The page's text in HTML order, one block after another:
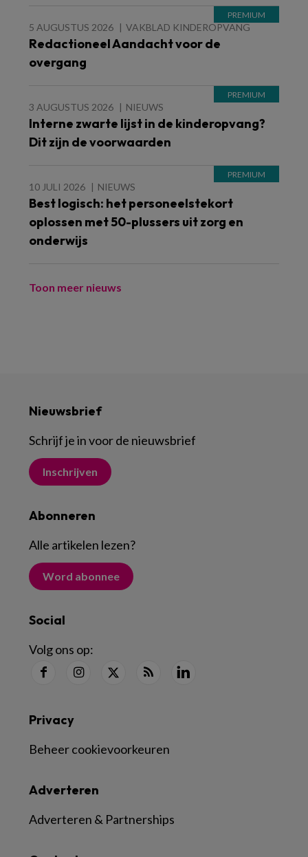
5 AUGUSTUS 2026 VAKBLAD KINDEROPVANG
Redactioneel Aandacht voor de
overgang
3 AUGUSTUS 2026 NIEUWS
Interne zwarte lijst in de kinderopvang?
Dit zijn de voorwaarden
10 JULI 2026 NIEUWS
Best logisch: het personeelstekort
oplossen met 50-plussers uit zorg en
onderwijs
Toon meer nieuws
Nieuwsbrief
Schrijf je in voor de nieuwsbrief
Inschrijven
Abonneren
Alle artikelen lezen?
Word abonnee
Social
Volg ons op:
Adverteren
Adverteren & Partnerships
Privacy
Beheer cookievoorkeuren